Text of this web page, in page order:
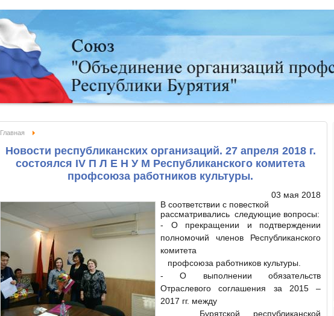
Главная
Новости республиканских организаций. 27 апреля 2018 г.
состоялся IV П Л Е Н У М Республиканского комитета
профсоюза работников культуры.
03 мая 2018
В соответствии с повесткой
рассматривались следующие вопросы:
- О прекращении и подтверждении
полномочий членов Республиканского
комитета
профсоюза работников культуры.
-О выполнении обязательств
Отраслевого соглашения за 2015 –
2017 гг. между
Бурятской республиканской